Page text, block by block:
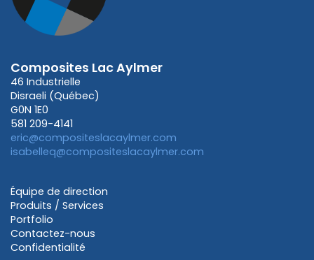
Composites Lac Aylmer
46 Industrielle
Disraeli (Québec)
G0N 1E0
581 209-4141
eric@compositeslacaylmer.com
isabelleq@compositeslacaylmer.com
Équipe de direction
Produits / Services
Portfolio
Contactez-nous
Confidentialité